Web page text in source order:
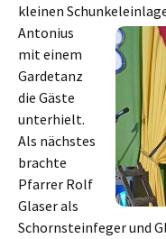
kleinen
Antonius
mit einem
Gardetanz
die Gäste
unterhielt.
Als nächstes
brachte
Pfarrer Rolf
Glaser als
Schornsteinfeger und